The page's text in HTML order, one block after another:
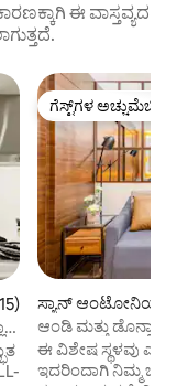
ಈ ವಾಸ್ತವ್ಯದ
ಸರಾಸರಿ ರೇಟಿಂಗ್, 215
ಗೆಸ್ಟ್‌ಗಳ
ಗೆಸ್ಟ್‌ಗಳ
ಸ್ಯಾನ್ ಆಂಟೋನಿಯೋ
ಪಾರ್ಟ್‌ಮಂಟ್
ಆಂಡಿ ಮತ್ತು ಡೊನ್ನಾ
ಈ ವಿಶೇಷ ಸ್ಥಳವು
ಇದರಿಂದಾಗಿ ನಿಮ್ಮ